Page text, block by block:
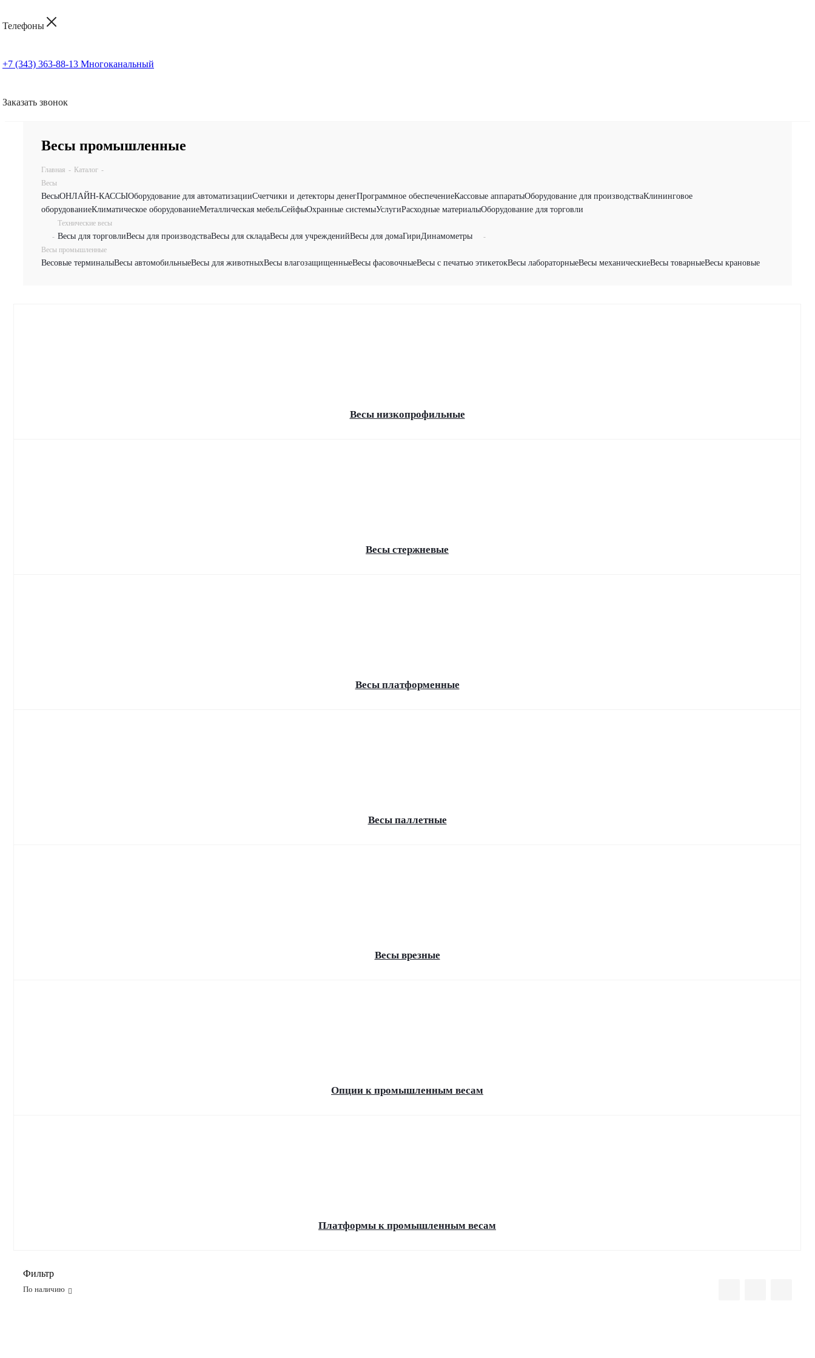
Телефоны
+7 (343) 363-88-13 Многоканальный
Заказать звонок
Весы промышленные
Главная - Каталог -
Весы
ВесыОНЛАЙН-КАССЫОборудование для автоматизацииСчетчики и детекторы денегПрограммное обеспечениеКассовые аппаратыОборудование для производстваКлининговое
оборудованиеКлиматическое оборудованиеМеталлическая мебельСейфыОхранные системыУслугиРасходные материалыОборудование для торговли
-
Технические весы
Весы для торговлиВесы для производстваВесы для складаВесы для учрежденийВесы для домаГириДинамометры
-
Весы промышленные
Весовые терминалыВесы автомобильныеВесы для животныхВесы влагозащищенныеВесы фасовочныеВесы с печатью этикетокВесы лабораторныеВесы механическиеВесы товарныеВесы крановые
Весы низкопрофильные
Весы стержневые
Весы платформенные
Весы паллетные
Весы врезные
Опции к промышленным весам
Платформы к промышленным весам
Фильтр
По наличию